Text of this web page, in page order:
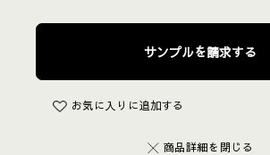
お気に入りに追加する
商品詳細を閉じる